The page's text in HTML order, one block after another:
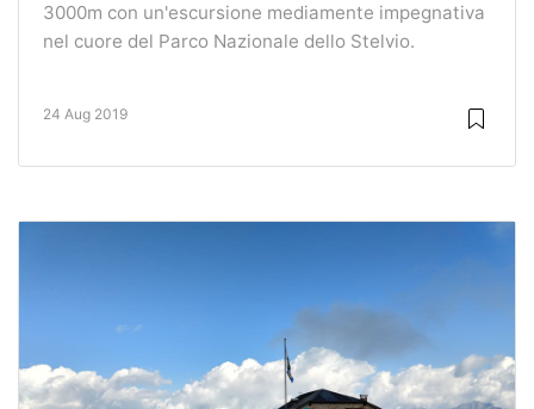
3000m con un'escursione mediamente impegnativa
nel cuore del Parco Nazionale dello Stelvio.
24 Aug 2019